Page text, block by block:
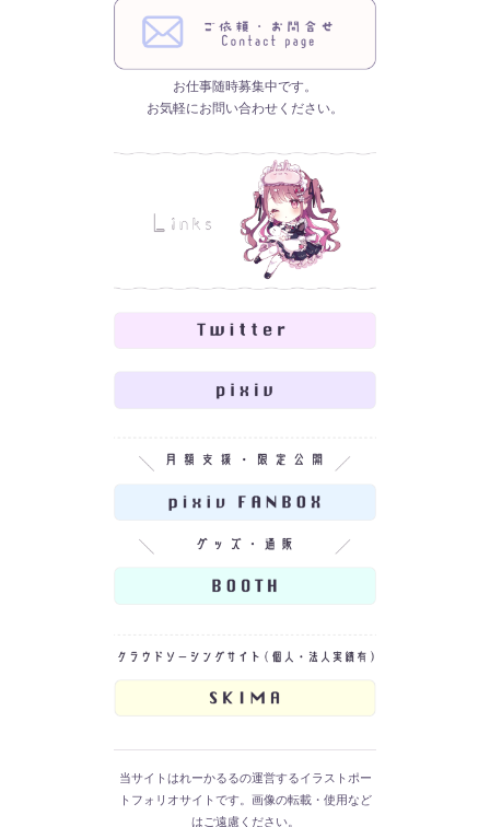
お仕事随時募集中です。
お気軽にお問い合わせください。
当サイトはれーかるるの運営するイラストポー
トフォリオサイトです。画像の転載・使用など
はご遠慮ください。